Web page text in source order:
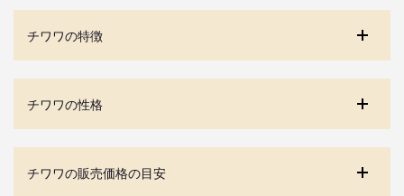
チワワの特徴
チワワの性格
チワワの販売価格の目安